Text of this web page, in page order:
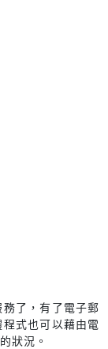
了，有了電子郵
式也可以藉由電
狀況。